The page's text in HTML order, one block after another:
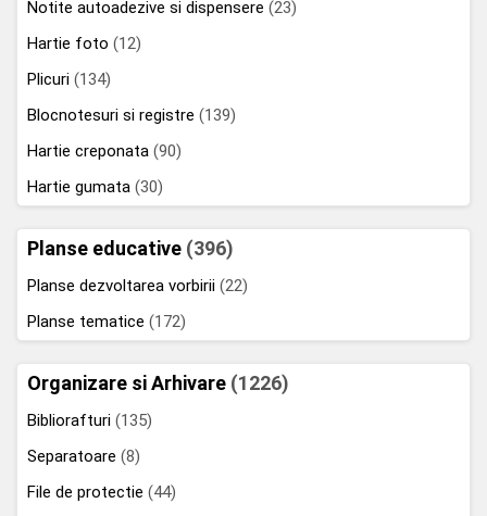
Notite autoadezive si dispensere (23)
Hartie foto (12)
Plicuri (134)
Blocnotesuri si registre (139)
Hartie creponata (90)
Hartie gumata (30)
Planse educative (396)
Planse dezvoltarea vorbirii (22)
Planse tematice (172)
Organizare si Arhivare (1226)
Bibliorafturi (135)
Separatoare (8)
File de protectie (44)